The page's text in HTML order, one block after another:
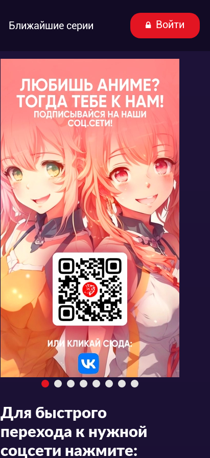
Ближайшие серии Войти
Для быстрого
перехода к нужной
соцсети нажмите: